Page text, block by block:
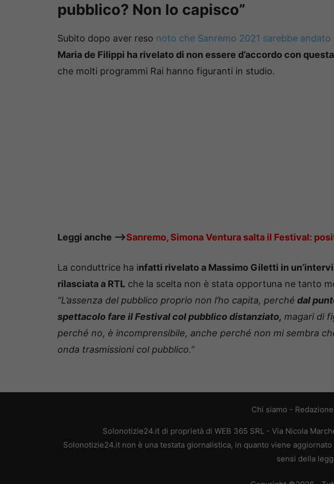
pubblico? Non lo capisco”
Subito dopo aver reso noto che Sanremo 2021 sarebbe
Maria de Filippi ha rivelato di non essere d’accordo con
che molti programmi Rai hanno figuranti in studio.
Leggi anche —->Sanremo, Simona Ventura salta il Festival:
La conduttrice ha infatti rivelato a Massimo Giletti in
rilasciata a RTL che la scelta non è stata opportuna ne tanto
“L’assenza del pubblico proprio non l’ho capita, perché dal
spettacolo fare il Festival col pubblico distanziato, magari di
perché no, è incomprensibile, anche perché non mi sembra
onda trasmissioni col pubblico.”
Chi siamo - Redazione
Solonotizie24.it di proprietà di WEB 365 SRL - Via Nicola
Solonotizie24.it non è una testata giornalistica, in quanto viene
sensi della